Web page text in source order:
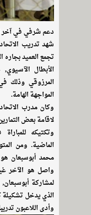
دعم شرفي في آخر
شهد تدريب
تجمع العميد
الأبطال
المرزوقي وذلك
المواجهة الهامة.
وكان مدرب
لاقامة بعض
وتكتيكه
الماضية. ومن
محمد أبوسبعان هو
واصل هو الآخر
لمشاركة
الذي يدخل تشكيلة
وأدى اللاعبون